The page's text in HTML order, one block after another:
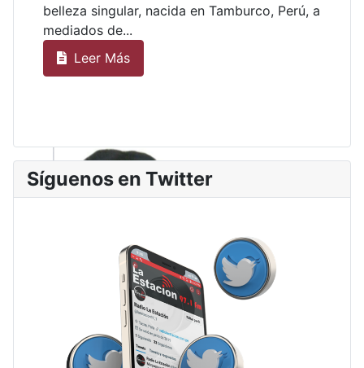
belleza singular, nacida en Tamburco, Perú, a
mediados de...
Leer Más
Síguenos en Twitter